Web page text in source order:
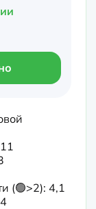
(🟢>2): 4,1